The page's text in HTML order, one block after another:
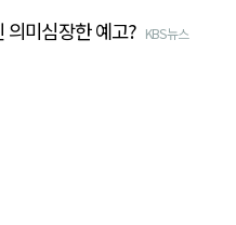
의미심장한 예고? KBS뉴스